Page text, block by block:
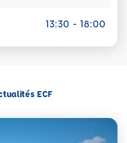
13:30 - 18:00
ECF